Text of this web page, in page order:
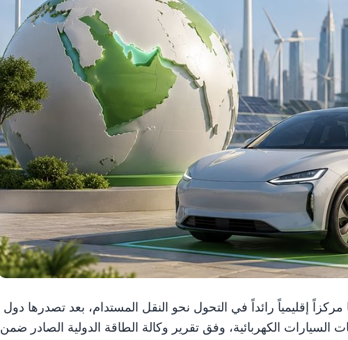
مركزاً إقليمياً رائداً في التحول نحو النقل المستدام، بعد تصدرها دول
السيارات الكهربائية، وفق تقرير وكالة الطاقة الدولية الصادر ضمن